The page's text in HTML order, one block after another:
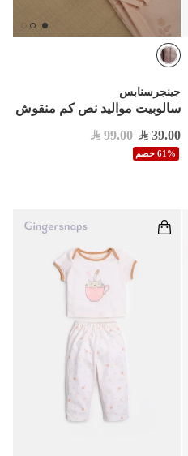
جينجرسنابس
سالوبيت مواليد نص كم منقوش
39.00
99.00
61% خصم